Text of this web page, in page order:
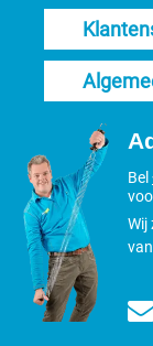
Bel
Wij